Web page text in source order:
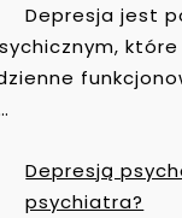
Depresja jest
Depresją
psychiatra?